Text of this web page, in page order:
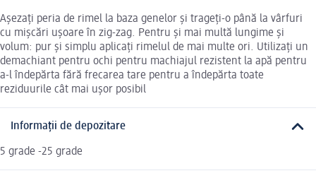
Așezați peria de rimel la baza genelor și trageți-o până la vârfuri
cu mișcări ușoare în zig-zag. Pentru și mai multă lungime și
volum: pur și simplu aplicați rimelul de mai multe ori. Utilizați un
demachiant pentru ochi pentru machiajul rezistent la apă pentru
a-l îndepărta fără frecarea tare pentru a îndepărta toate
reziduurile cât mai ușor posibil
Informații de depozitare
5 grade -25 grade